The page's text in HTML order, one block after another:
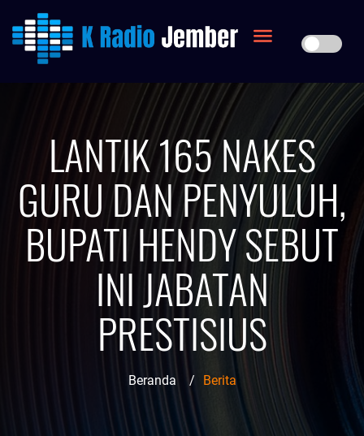
LANTIK 165 NAKES
GURU DAN PENYULUH,
BUPATI HENDY SEBUT
INI JABATAN
PRESTISIUS
Beranda / Berita